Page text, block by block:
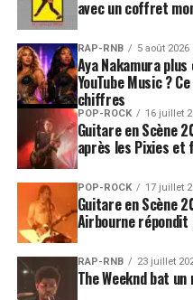
avec un coffret
RAP-RNB 5 août 2026
Aya Nakamura
YouTube Music ?
chiffres
POP-ROCK 16 juillet
Guitare en Scène
après les Pixies et
POP-ROCK 17 juillet
Guitare en Scène
Airbourne
RAP-RNB 23 juillet
The Weeknd bat